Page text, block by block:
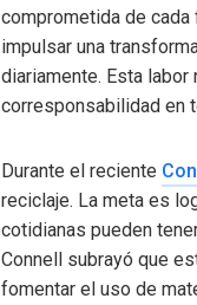
comprometida de
impulsar una
diariamente. Esta
corresponsabilidad en
Durante el reciente
reciclaje. La meta es
cotidianas pueden
Connell subrayó que
fomentar el uso de